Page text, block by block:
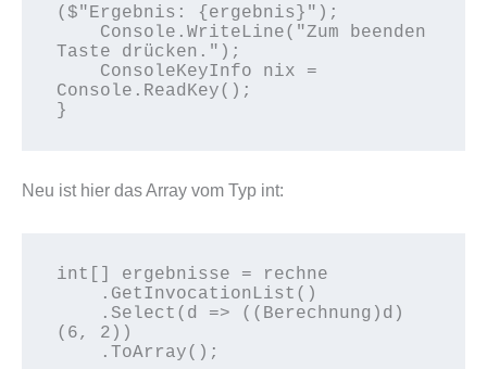
($"Ergebnis: {ergebnis}");
Taste drücken.");
Console.ReadKey();
}
Neu ist hier das Array vom Typ int:
int[] ergebnisse = rechne
(6, 2))
    .ToArray();